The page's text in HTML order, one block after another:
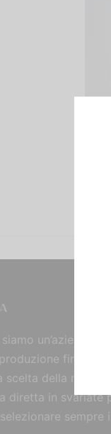
siamo un’azienda
fin
scelta della
diretta in svariate
sempre